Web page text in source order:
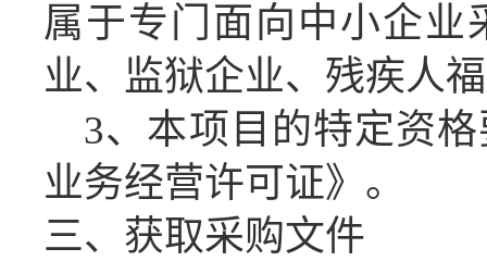
属于专门面向中小企业
业、监狱企业、残疾人
3、本项目的特定资
业务经营许可证》。
三、获取采购文件